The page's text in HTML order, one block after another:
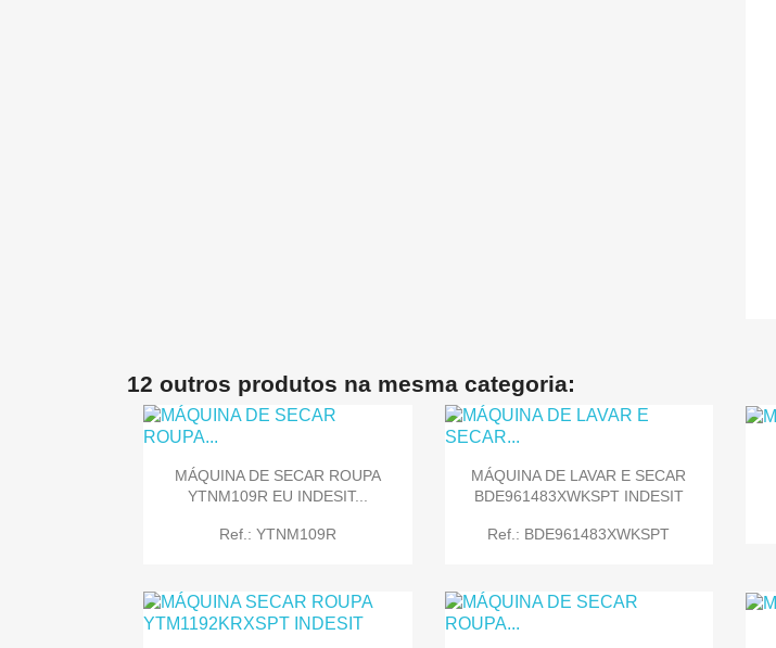
12 outros produtos na mesma categoria:
MÁQUINA DE SECAR ROUPA
YTNM109R EU INDESIT...
Ref.: YTNM109R
MÁQUINA DE LAVAR E SECAR
BDE961483XWKSPT INDESIT
Ref.: BDE961483XWKSPT